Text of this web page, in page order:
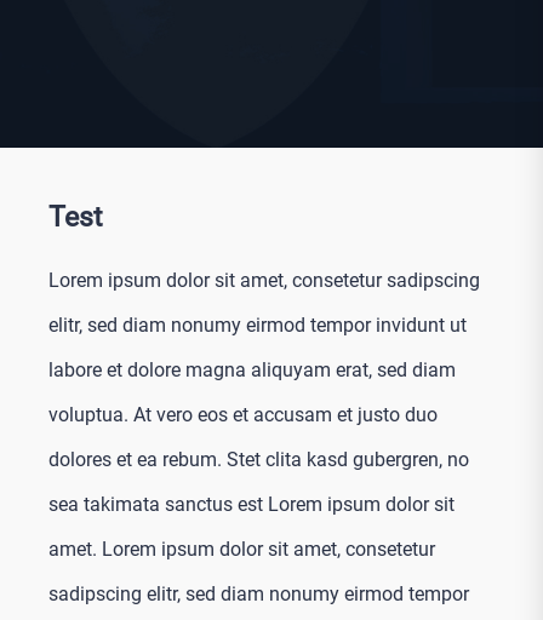
Test
Lorem ipsum dolor sit amet, consetetur sadipscing
elitr, sed diam nonumy eirmod tempor invidunt ut
labore et dolore magna aliquyam erat, sed diam
voluptua. At vero eos et accusam et justo duo
dolores et ea rebum. Stet clita kasd gubergren, no
sea takimata sanctus est Lorem ipsum dolor sit
amet. Lorem ipsum dolor sit amet, consetetur
sadipscing elitr, sed diam nonumy eirmod tempor